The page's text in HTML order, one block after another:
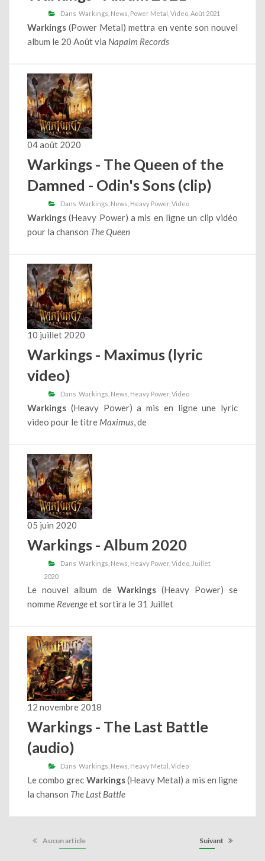
Dans Warkings News Power Metal Video Août 2021
Warkings (Power Metal) mettra en vente son nouvel
album le 20 Août via Napalm Records
04 août 2020
Warkings - The Queen of the
Damned - Odin's Sons (clip)
Dans Warkings News Heavy Power Video
Warkings (Heavy Power) a mis en ligne un clip vidéo
pour la chanson The Queen
10 juillet 2020
Warkings - Maximus (lyric
video)
Dans Warkings News Heavy Power Video
Warkings (Heavy Power) a mis en ligne une lyric
video pour le titre Maximus, de
05 juin 2020
Warkings - Album 2020
Dans Warkings News Heavy Power Video Juillet
2020
Le nouvel album de Warkings (Heavy Power) se
nomme Revengeet sortira le 31 Juillet
12 novembre 2018
Warkings - The Last Battle
(audio)
Dans Warkings News Heavy Metal Video
Le combo grec Warkings(Heavy Metal) a mis en ligne
la chanson The Last Battle
Aucun article Suivant